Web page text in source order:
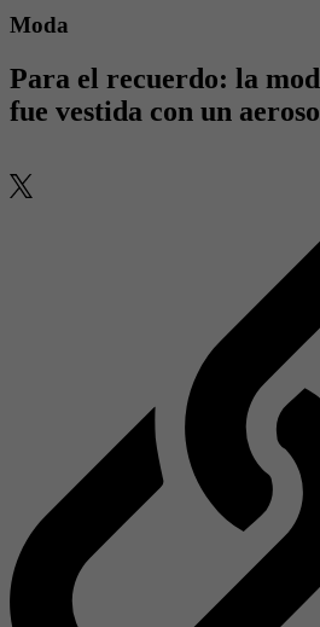
Moda
Para el recuerdo: la
fue vestida con un